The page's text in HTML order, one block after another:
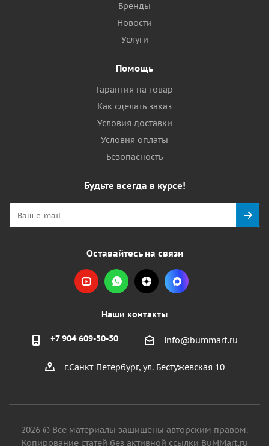
Бренды
Новости
Услуги
Помощь
Гарантия на товар
Как сделать заказ
Условия доставки
Условия оплаты
Безопасность
Будьте всегда в курсе!
Оставайтесь на связи
Наши контакты
+7 904 609-50-50 info@bummart.ru
г.Санкт-Петербург, ул. Бестужевская 10
2026 © Все материалы защищены авторским правом.
Копирование статей без активной ссылки BuMMart.ru